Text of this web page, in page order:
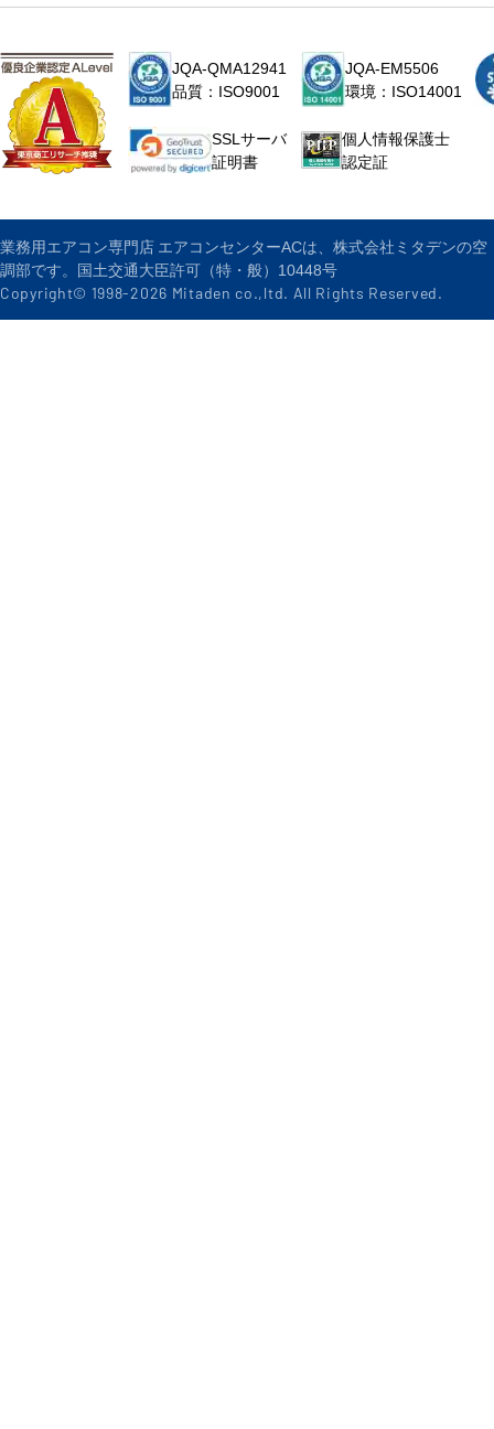
JQA-QMA12941
品質：ISO9001
JQA-EM5506
環境：ISO14001
SSLサーバ
証明書
個人情報保護士
認定証
業務用エアコン専門店 エアコンセンターACは、株式会社ミタデンの空
調部です。国土交通大臣許可（特・般）10448号
Copyright© 1998-2026 Mitaden co.,ltd. All Rights Reserved.